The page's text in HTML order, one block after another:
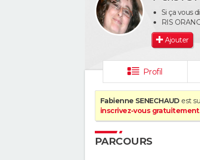
Si ça vous
RIS
Ajouter
Profil
Fabienne SENECHAUD est
inscrivez-vous gratuitement.
PARCOURS